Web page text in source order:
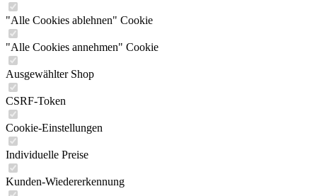
"Alle Cookies ablehnen" Cookie
"Alle Cookies annehmen" Cookie
Ausgewählter Shop
CSRF-Token
Cookie-Einstellungen
Individuelle Preise
Kunden-Wiedererkennung